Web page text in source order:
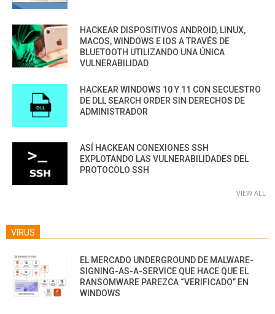
HACKEAR DISPOSITIVOS ANDROID, LINUX,
MACOS, WINDOWS E IOS A TRAVÉS DE
BLUETOOTH UTILIZANDO UNA ÚNICA
VULNERABILIDAD
HACKEAR WINDOWS 10 Y 11 CON SECUESTRO
DE DLL SEARCH ORDER SIN DERECHOS DE
ADMINISTRADOR
ASÍ HACKEAN CONEXIONES SSH
EXPLOTANDO LAS VULNERABILIDADES DEL
PROTOCOLO SSH
VIEW ALL
VIRUS
EL MERCADO UNDERGROUND DE MALWARE-
SIGNING-AS-A-SERVICE QUE HACE QUE EL
RANSOMWARE PAREZCA “VERIFICADO” EN
WINDOWS